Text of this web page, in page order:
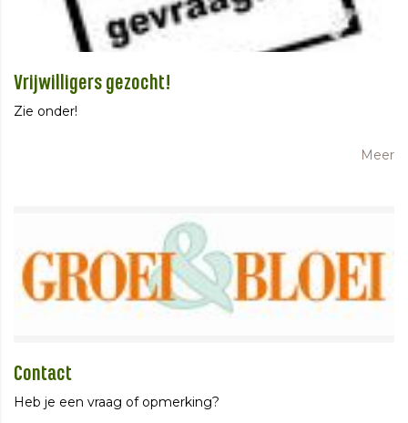
Vrijwilligers gezocht!
Zie onder!
Meer
Contact
Heb je een vraag of opmerking?